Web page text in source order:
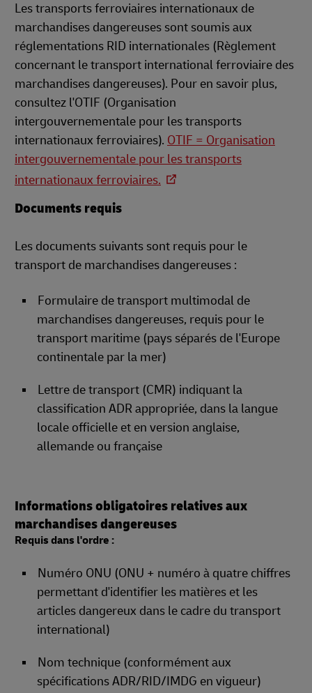
Les transports ferroviaires internationaux de
marchandises dangereuses sont soumis aux
réglementations RID internationales (Règlement
concernant le transport international ferroviaire des
marchandises dangereuses). Pour en savoir plus,
consultez l'OTIF (Organisation
intergouvernementale pour les transports
internationaux ferroviaires). OTIF = Organisation
intergouvernementale pour les transports
internationaux ferroviaires.
Documents requis
Les documents suivants sont requis pour le
transport de marchandises dangereuses :
Formulaire de transport multimodal de
marchandises dangereuses, requis pour le
transport maritime (pays séparés de l'Europe
continentale par la mer)
Lettre de transport (CMR) indiquant la
classification ADR appropriée, dans la langue
locale officielle et en version anglaise,
allemande ou française
Informations obligatoires relatives aux
marchandises dangereuses
Requis dans l'ordre :
Numéro ONU (ONU + numéro à quatre chiffres
permettant d'identifier les matières et les
articles dangereux dans le cadre du transport
international)
Nom technique (conformément aux
spécifications ADR/RID/IMDG en vigueur)